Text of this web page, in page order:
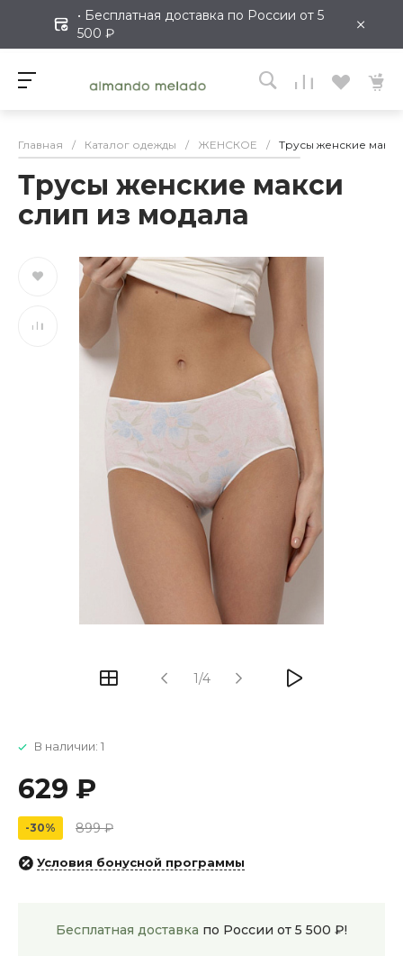
• Бесплатная доставка по России от 5
500 ₽
×
Главная / Каталог одежды / ЖЕНСКОЕ / Трусы женские
Трусы женские макси
слип из модала
1/4
В наличии: 1
629 ₽
-30% 899 ₽
Условия бонусной программы
Бесплатная доставка по России от 5 500 ₽!